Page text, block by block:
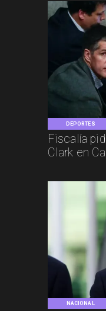
DEPORTES
Fiscalía
Clark en
NACIONAL